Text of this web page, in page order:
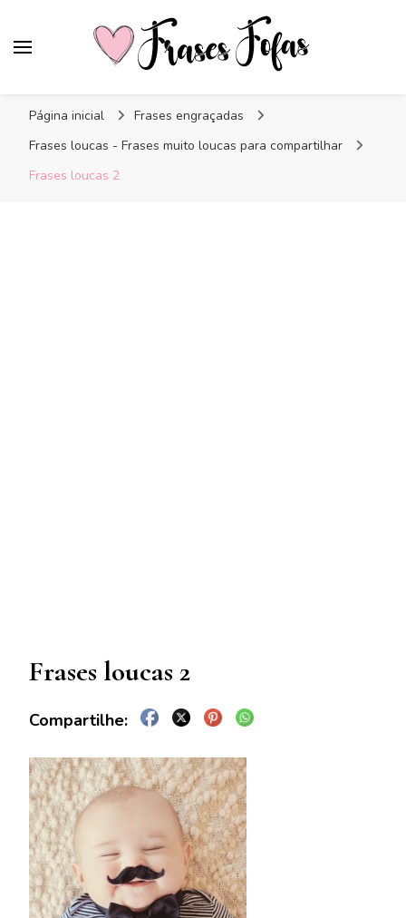
Página inicial
Frases engraçadas
Frases loucas - Frases muito loucas para compartilhar
Frases loucas 2
Frases loucas 2